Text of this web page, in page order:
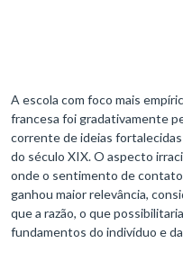
A escola com foco mais
francesa foi gradativamente
corrente de ideias fortalecidas
do século XIX. O aspecto
onde o sentimento de
ganhou maior relevância,
que a razão, o que
fundamentos do indivíduo e